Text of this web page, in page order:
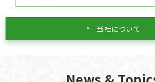
当社について